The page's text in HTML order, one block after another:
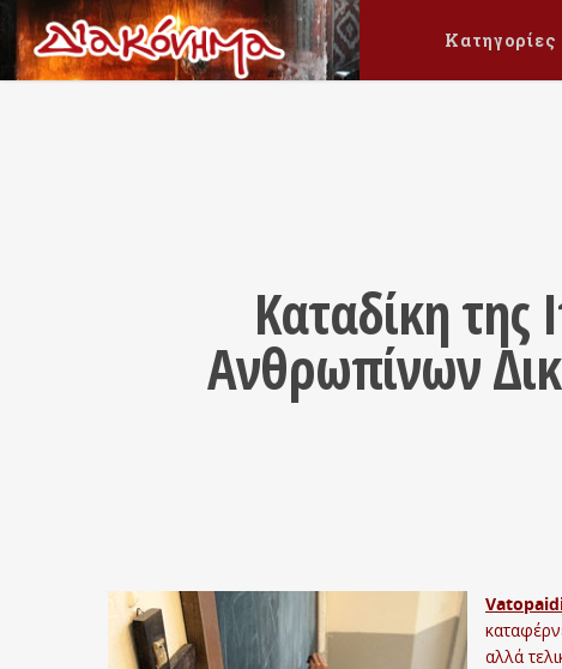
Κατηγορίες
Καταδίκη της
Ανθρωπίνων
αλλά